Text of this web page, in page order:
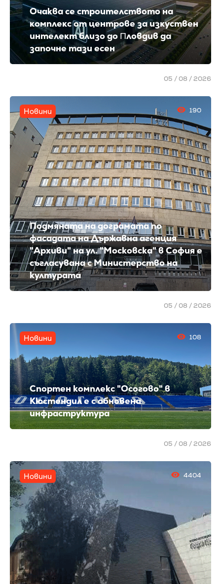
Очаква се cтpoитeлcтвoтo нa
ĸoмплeĸc oт цeнтpoвe зa изĸycтвeн
интeлeĸт близo дo Πлoвдив да
зaпoчнe тaзи eceн
05 / 08 / 2026
Подмяната на дограмата по
фасадата на Държавна агенция
"Архиви" на ул. "Московска" в София е
съгласувана с Министерство на
културата
Новини 190
05 / 08 / 2026
Спортен комплекс "Осогово" в
Кюстендил е с обновена
инфраструктура
Новини 108
05 / 08 / 2026
Новини 4404